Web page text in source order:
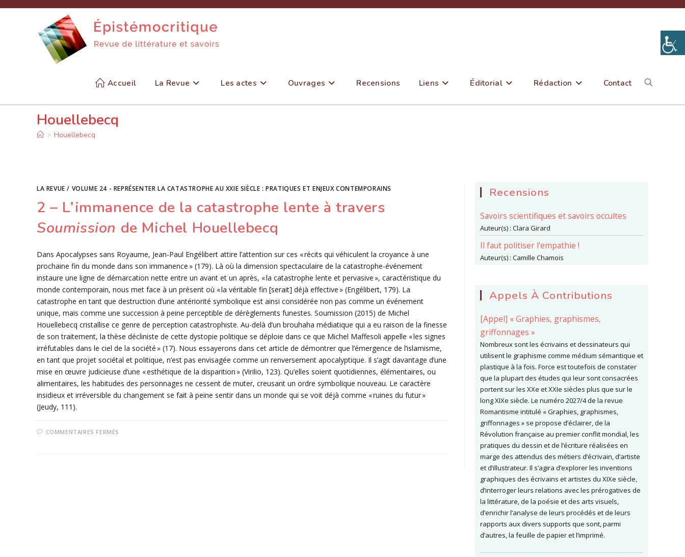
Accueil La Revue Les actes Ouvrages Recensions Liens Éditorial Rédaction Contact Toggle
Houellebecq
> Houellebecq
LA REVUE / VOLUME 24 - REPRÉSENTER LA CATASTROPHE AU XXIE SIÈCLE : PRATIQUES ET ENJEUX CONTEMPORAINS
2 – L’immanence de la catastrophe lente à travers
Soumission de Michel Houellebecq
Dans Apocalypses sans Royaume, Jean-Paul Engélibert attire l’attention sur ces « récits qui véhiculent la croyance à une
prochaine fin du monde dans son immanence » (179). Là où la dimension spectaculaire de la catastrophe-événement
instaure une ligne de démarcation nette entre un avant et un après, « la catastrophe lente et pervasive », caractéristique du
monde contemporain, nous met face à un présent où « la véritable fin [serait] déjà effective » (Engélibert, 179). La
catastrophe en tant que destruction d’une antériorité symbolique est ainsi considérée non pas comme un événement
unique, mais comme une succession à peine perceptible de dérèglements funestes. Soumission (2015) de Michel
Houellebecq cristallise ce genre de perception catastrophiste. Au-delà d’un brouhaha médiatique qui a eu raison de la finesse
de son traitement, la thèse décliniste de cette dystopie politique se déploie dans ce que Michel Maffesoli appelle « les signes
irréfutables dans le ciel de la société » (17). Nous essayerons dans cet article de démontrer que l’émergence de l’islamisme,
en tant que projet sociétal et politique, n’est pas envisagée comme un renversement apocalyptique. Il s’agit davantage d’une
mise en œuvre judicieuse d’une « esthétique de la disparition » (Virilio, 123). Qu’elles soient quotidiennes, élémentaires, ou
alimentaires, les habitudes des personnages ne cessent de muter, creusant un ordre symbolique nouveau. Le caractère
insidieux et irréversible du changement se fait à peine sentir dans un monde qui se voit déjà comme « ruines du futur »
(Jeudy, 111).
COMMENTAIRES FERMÉS
Recensions
Savoirs scientifiques et savoirs occultes
Auteur(s) : Clara Girard
Il faut politiser l’empathie !
Auteur(s) : Camille Chamois
Appels À Contributions
[Appel] « Graphies, graphismes,
griffonnages »
Nombreux sont les écrivains et dessinateurs qui
utilisent le graphisme comme médium sémantique et
plastique à la fois. Force est toutefois de constater
que la plupart des études qui leur sont consacrées
portent sur les XXe et XXIe siècles plus que sur le
long XIXe siècle. Le numéro 2027/4 de la revue
Romantisme intitulé « Graphies, graphismes,
griffonnages » se propose d’éclairer, de la
Révolution française au premier conflit mondial, les
pratiques du dessin et de l’écriture réalisées en
marge des attendus des métiers d’écrivain, d’artiste
et d’illustrateur. Il s’agira d’explorer les inventions
graphiques des écrivains et artistes du XIXe siècle,
d’interroger leurs relations avec les prérogatives de
la littérature, de la poésie et des arts visuels,
d’enrichir l’analyse de leurs procédés et de leurs
rapports aux divers supports que sont, parmi
d’autres, la feuille de papier et l’imprimé.